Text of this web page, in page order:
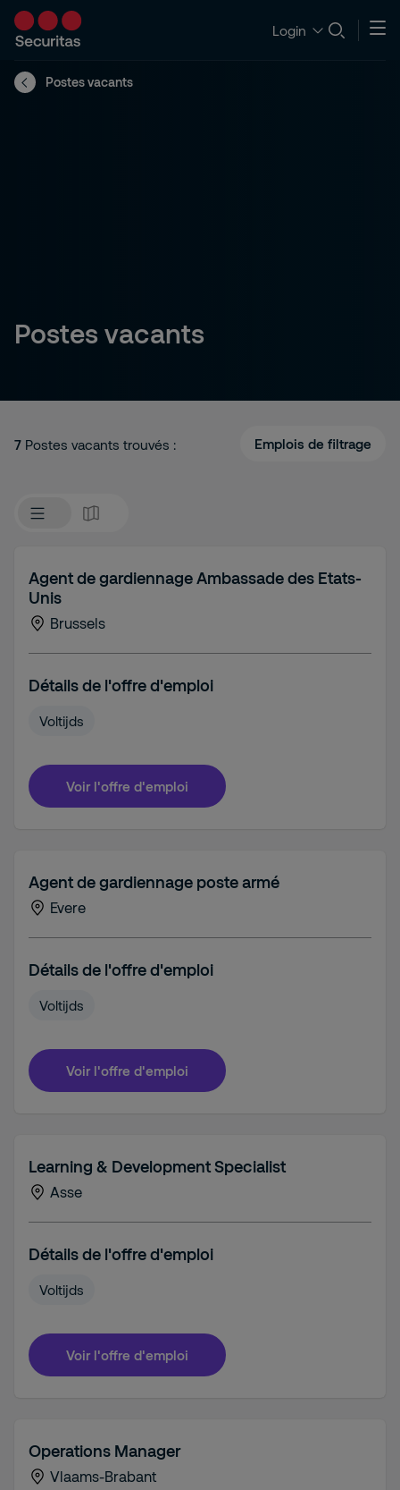
Login
Postes vacants
Postes vacants
7 Postes vacants trouvés : Emplois de filtrage
Agent de gardiennage Ambassade des Etats-
Unis
Brussels
Détails de l'offre d'emploi
Voltijds
Voir l'offre d'emploi
Agent de gardiennage poste armé
Evere
Détails de l'offre d'emploi
Voltijds
Voir l'offre d'emploi
Learning & Development Specialist
Asse
Détails de l'offre d'emploi
Voltijds
Voir l'offre d'emploi
Operations Manager
Vlaams-Brabant